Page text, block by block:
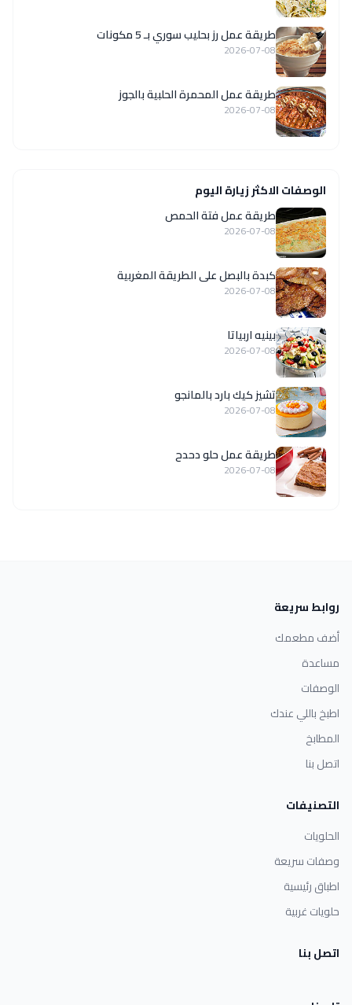
طريقة عمل رز بحليب سوري بـ 5 مكونات
2026-07-08
طريقة عمل المحمرة الحلبية بالجوز
2026-07-08
الوصفات الاكثر زيارة اليوم
طريقة عمل فتة الحمص
2026-07-08
كبدة بالبصل على الطريقة المغربية
2026-07-08
بينيه اربياتا
2026-07-08
تشيز كيك بارد بالمانجو
2026-07-08
طريقة عمل حلو دحدح
2026-07-08
روابط سريعة
أضف مطعمك
مساعدة
الوصفات
اطبخ باللي عندك
المطابخ
اتصل بنا
التصنيفات
الحلويات
وصفات سريعة
اطباق رئيسية
حلويات غربية
اتصل بنا